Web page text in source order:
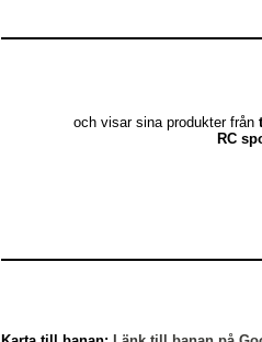
och visar sina produkter från
RC